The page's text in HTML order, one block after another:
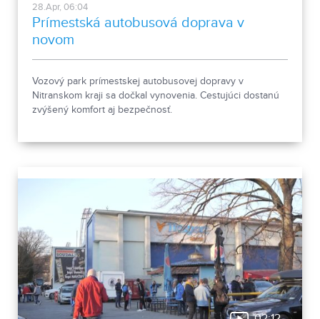
28.Apr, 06:04
Prímestská autobusová doprava v
novom
Vozový park prímestskej autobusovej dopravy v
Nitranskom kraji sa dočkal vynovenia. Cestujúci dostanú
zvýšený komfort aj bezpečnosť.